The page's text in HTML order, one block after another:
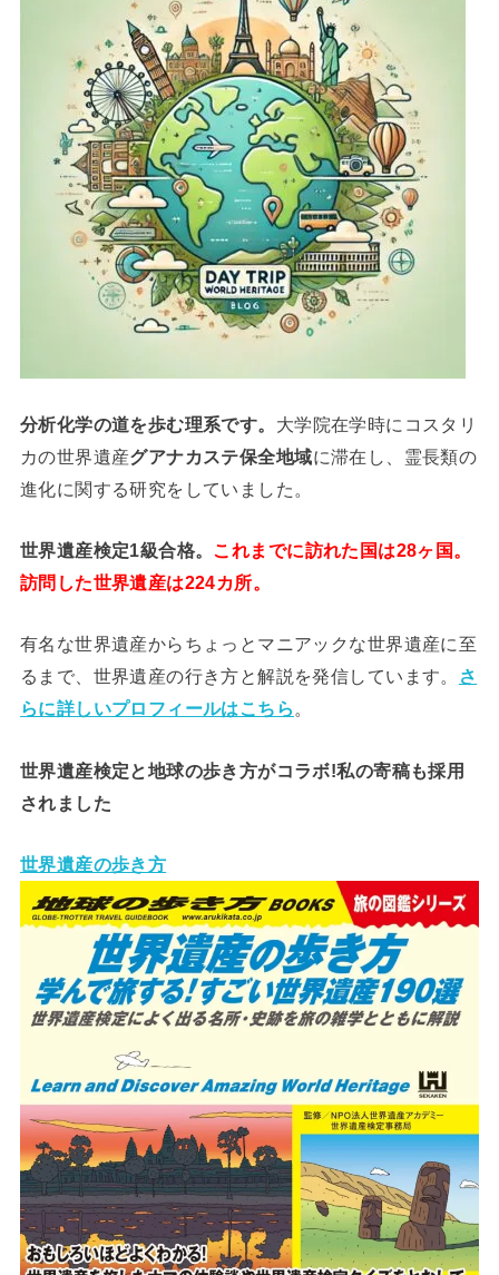
分析化学の道を歩む理系です。 大学院在学時にコスタリ
カの世界遺産グアナカステ保全地域に滞在し、霊長類の
進化に関する研究をしていました。
世界遺産検定1級合格。 これまでに訪れた国は28ヶ国。
訪問した世界遺産は224カ所。
有名な世界遺産からちょっとマニアックな世界遺産に至
るまで、世界遺産の行き方と解説を発信しています。
さ
らに詳しいプロフィールはこちら 。
世界遺産検定と地球の歩き方がコラボ!私の寄稿も採用
されました
世界遺産の歩き方